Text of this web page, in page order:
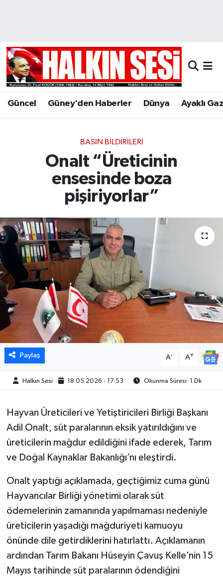
Güncel Güney'den Haberler Dünya Ayaklı
BASIN BILDIRILERI
Onalt “Üreticinin
ensesinde boza
pişiriyorlar”
Paylaş A- A+
Halkın Sesi 18.05.2026 - 17:53 Okunma Süresi: 1 Dk
Hayvan Üreticileri ve Yetiştiricileri Birliği Başkanı
Adil Onalt, süt paralarının eksik yatırıldığını ve
üreticilerin mağdur edildiğini ifade ederek, Tarım
ve Doğal Kaynaklar Bakanlığı’nı eleştirdi.
Onalt yaptığı açıklamada, geçtiğimiz cuma günü
Hayvancılar Birliği yönetimi olarak süt
ödemelerinin zamanında yapılmaması nedeniyle
üreticilerin yaşadığı mağduriyeti kamuoyu
önünde dile getirdiklerini hatırlattı. Açıklamanın
ardından Tarım Bakanı Hüseyin Çavuş Kelle’nin 15
Mayıs tarihinde süt paralarının ödendiğini
Hava Durumu
Trafik Durumu
Tüm Manşetler
Son Dakika Haberleri